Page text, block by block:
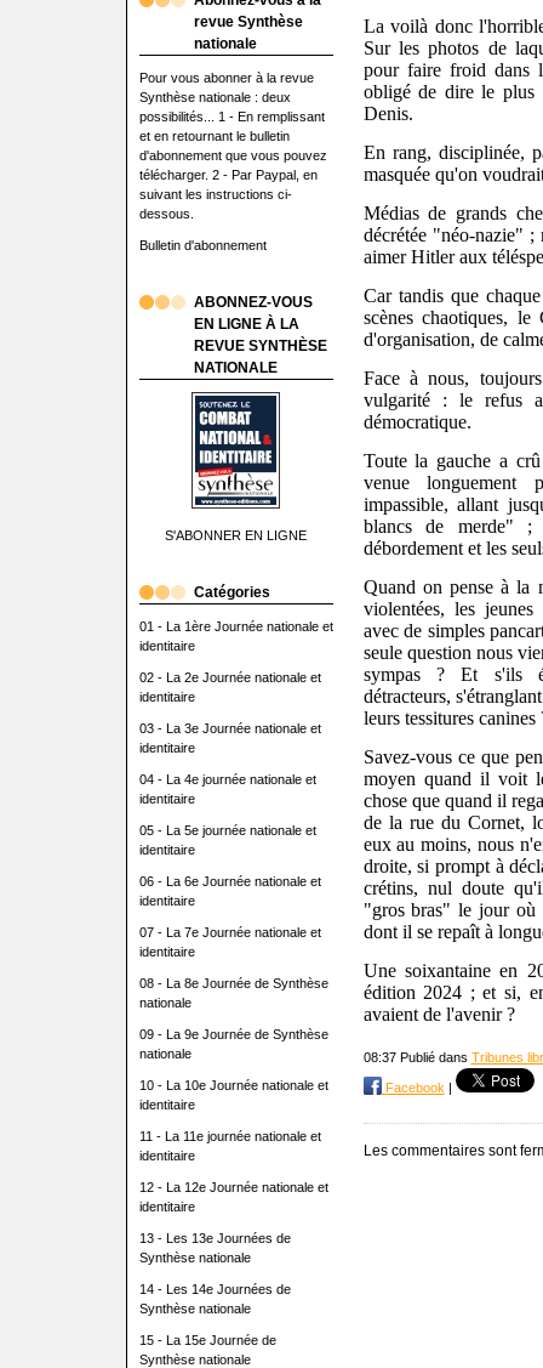
revue Synthèse
nationale
Pour vous abonner à la revue
Synthèse nationale : deux
possibilités... 1 - En remplissant
et en retournant le bulletin
d'abonnement que vous pouvez
télécharger. 2 - Par Paypal, en
suivant les instructions ci-
dessous.
Bulletin d'abonnement
ABONNEZ-VOUS
EN LIGNE À LA
REVUE SYNTHÈSE
NATIONALE
S'ABONNER EN LIGNE
Catégories
01 - La 1ère Journée nationale et
identitaire
02 - La 2e Journée nationale et
identitaire
03 - La 3e Journée nationale et
identitaire
04 - La 4e journée nationale et
identitaire
05 - La 5e journée nationale et
identitaire
06 - La 6e Journée nationale et
identitaire
07 - La 7e Journée nationale et
identitaire
08 - La 8e Journée de Synthèse
nationale
09 - La 9e Journée de Synthèse
nationale
10 - La 10e Journée nationale et
identitaire
11 - La 11e journée nationale et
identitaire
12 - La 12e Journée nationale et
identitaire
13 - Les 13e Journées de
Synthèse nationale
14 - Les 14e Journées de
Synthèse nationale
15 - La 15e Journée de
Synthèse nationale
La voilà donc
Sur les photos de
pour faire froid dans
obligé de dire le plus
Denis.
En rang, disciplinée,
masquée qu'on
Médias de grands
décrétée "néo-nazie" ;
aimer Hitler aux
Car tandis que
scènes chaotiques,
d'organisation, de
Face à nous,
vulgarité : le refus
démocratique.
Toute la gauche a
venue longuement
impassible, allant
blancs de merde" ;
débordement et les
Quand on pense à la
violentées, les
avec de simples
seule question nous
sympas ? Et s'ils
détracteurs,
leurs tessitures canines
Savez-vous ce que
moyen quand il voit
chose que quand il
de la rue du Cornet,
eux au moins, nous
droite, si prompt à
crétins, nul doute
"gros bras" le jour où
dont il se repaît à
Une soixantaine en
édition 2024 ; et si,
avaient de l'avenir ?
08:37 Publié dans Tribunes
Facebook|
Les commentaires sont